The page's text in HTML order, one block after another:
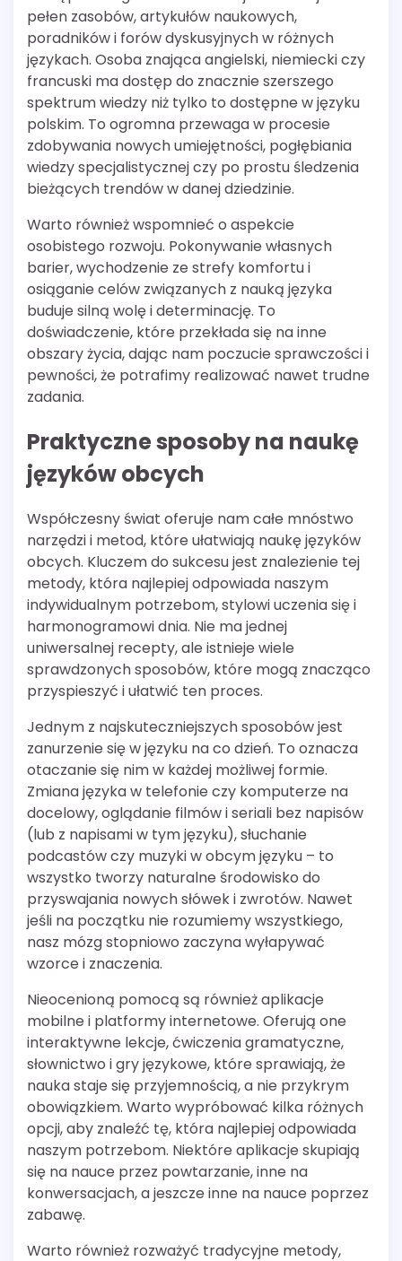
pełen zasobów, artykułów naukowych,
poradników i forów dyskusyjnych w różnych
językach. Osoba znająca angielski, niemiecki czy
francuski ma dostęp do znacznie szerszego
spektrum wiedzy niż tylko to dostępne w języku
polskim. To ogromna przewaga w procesie
zdobywania nowych umiejętności, pogłębiania
wiedzy specjalistycznej czy po prostu śledzenia
bieżących trendów w danej dziedzinie.
Warto również wspomnieć o aspekcie
osobistego rozwoju. Pokonywanie własnych
barier, wychodzenie ze strefy komfortu i
osiąganie celów związanych z nauką języka
buduje silną wolę i determinację. To
doświadczenie, które przekłada się na inne
obszary życia, dając nam poczucie sprawczości i
pewności, że potrafimy realizować nawet trudne
zadania.
Praktyczne sposoby na naukę
języków obcych
Współczesny świat oferuje nam całe mnóstwo
narzędzi i metod, które ułatwiają naukę języków
obcych. Kluczem do sukcesu jest znalezienie tej
metody, która najlepiej odpowiada naszym
indywidualnym potrzebom, stylowi uczenia się i
harmonogramowi dnia. Nie ma jednej
uniwersalnej recepty, ale istnieje wiele
sprawdzonych sposobów, które mogą znacząco
przyspieszyć i ułatwić ten proces.
Jednym z najskuteczniejszych sposobów jest
zanurzenie się w języku na co dzień. To oznacza
otaczanie się nim w każdej możliwej formie.
Zmiana języka w telefonie czy komputerze na
docelowy, oglądanie filmów i seriali bez napisów
(lub z napisami w tym języku), słuchanie
podcastów czy muzyki w obcym języku – to
wszystko tworzy naturalne środowisko do
przyswajania nowych słówek i zwrotów. Nawet
jeśli na początku nie rozumiemy wszystkiego,
nasz mózg stopniowo zaczyna wyłapywać
wzorce i znaczenia.
Nieocenioną pomocą są również aplikacje
mobilne i platformy internetowe. Oferują one
interaktywne lekcje, ćwiczenia gramatyczne,
słownictwo i gry językowe, które sprawiają, że
nauka staje się przyjemnością, a nie przykrym
obowiązkiem. Warto wypróbować kilka różnych
opcji, aby znaleźć tę, która najlepiej odpowiada
naszym potrzebom. Niektóre aplikacje skupiają
się na nauce przez powtarzanie, inne na
konwersacjach, a jeszcze inne na nauce poprzez
zabawę.
Warto również rozważyć tradycyjne metody,